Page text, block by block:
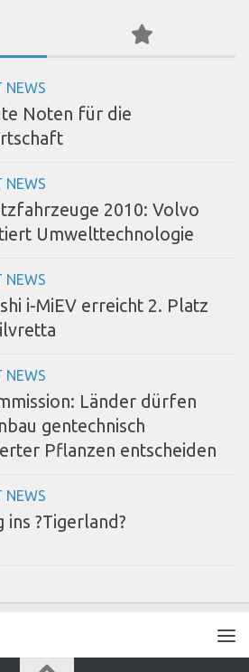
NEWS
Noten für die
NEWS
2010: Volvo
Umwelttechnologie
NEWS
i-MiEV erreicht 2. Platz
NEWS
Länder dürfen
gentechnisch
Pflanzen entscheiden
NEWS
ins ?Tigerland?